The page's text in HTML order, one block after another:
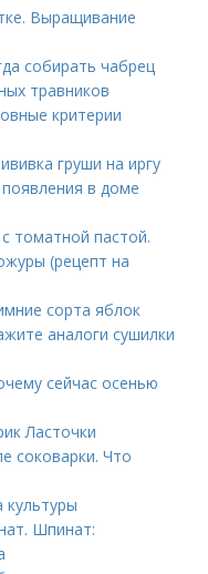
Выращивание
собирать чабрец
травников
критерии
груши на иргу
в доме
томатной пастой.
(рецепт на
сорта яблок
аналоги сушилки
сейчас осенью
Ласточки
соковарки. Что
культуры
Шпинат: